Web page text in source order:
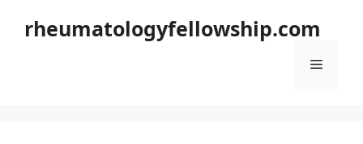
rheumatologyfellowship.com
Menu